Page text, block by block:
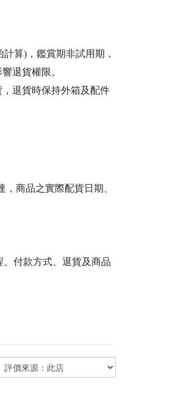
算)，鑑賞期非試用期，
退貨權限。
退貨時保持外箱及配件
商品之實際配貨日期、
付款方式、退貨及商品